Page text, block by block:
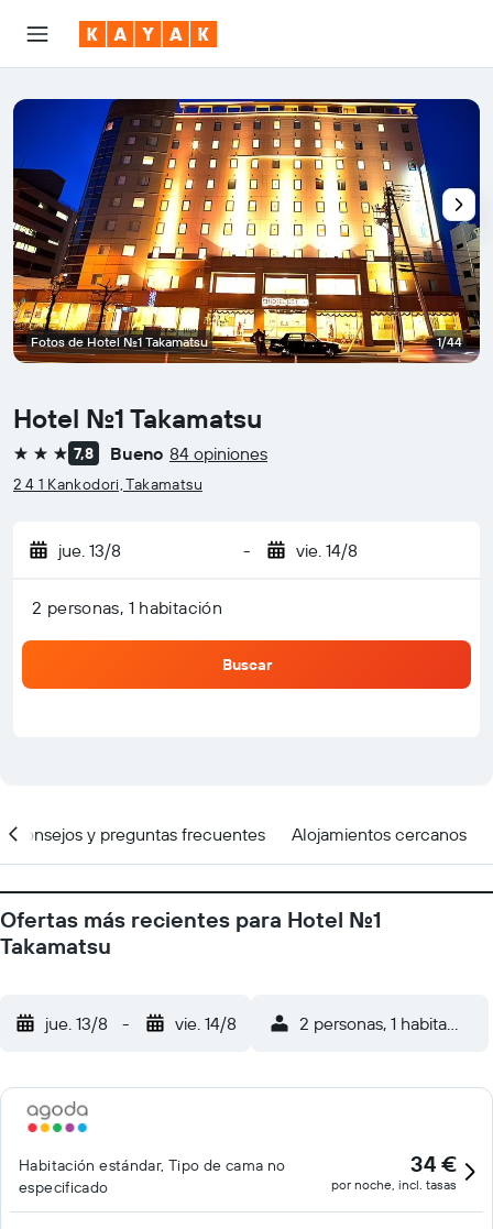
Hotel No.1 Takamatsu
3 estrellas
7,8 Bueno 84 opiniones
2 4 1 Kankodori, Takamatsu
jue. 13/8 - vie. 14/8
2 personas, 1 habitación
Buscar
Fotos de Hotel No.1 Takamatsu 1/44
Consejos y preguntas frecuentes Alojamientos cercanos
Ofertas más recientes para Hotel No.1
Takamatsu
jue. 13/8 - vie. 14/8 2 personas, 1 habitación
Habitación estándar, Tipo de cama no
especificado
34 €
por noche, incl. tasas